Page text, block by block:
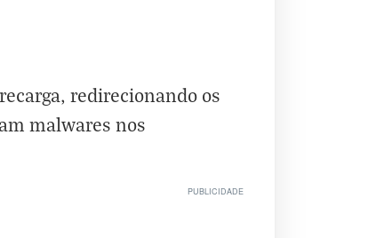
redirecionando os
malwares nos